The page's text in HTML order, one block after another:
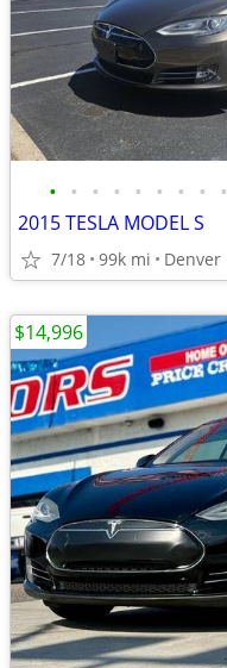
• • • • • • • • •
2015 TESLA MODEL S
7/18 99k mi Denver
$14,996